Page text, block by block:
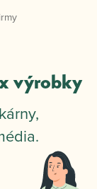
výrobky